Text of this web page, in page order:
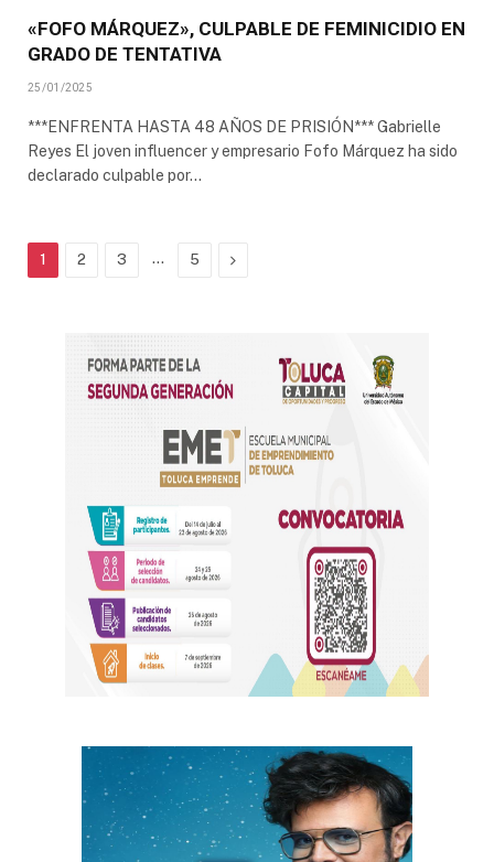
«FOFO MÁRQUEZ», CULPABLE DE FEMINICIDIO EN
GRADO DE TENTATIVA
25/01/2025
***ENFRENTA HASTA 48 AÑOS DE PRISIÓN*** Gabrielle
Reyes El joven influencer y empresario Fofo Márquez ha sido
declarado culpable por…
1 2 3 … 5 Next